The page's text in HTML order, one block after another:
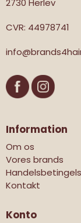
2730 Herlev
CVR: 44978741
Information
Om os
Vores brands
Kontakt
Konto